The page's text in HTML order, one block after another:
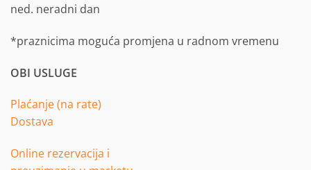
ned. neradni dan
*praznicima moguća promjena u radnom vremenu
OBI USLUGE
Plaćanje (na rate)
Dostava
Online rezervacija i